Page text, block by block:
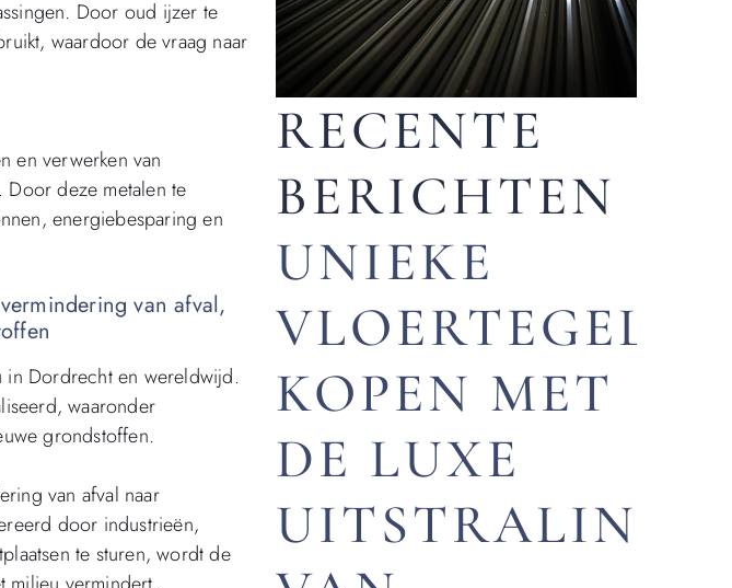
Door oud ijzer te
waardoor de vraag naar
en verwerken van
deze metalen te
energiebesparing en
van afval,
in Dordrecht en wereldwijd.
waaronder
grondstoffen.
van afval naar
door industrieën,
te sturen, wordt de
RECENTE
BERICHTEN
UNIEKE
VLOERTEGELS
KOPEN MET
DE LUXE
UITSTRALING